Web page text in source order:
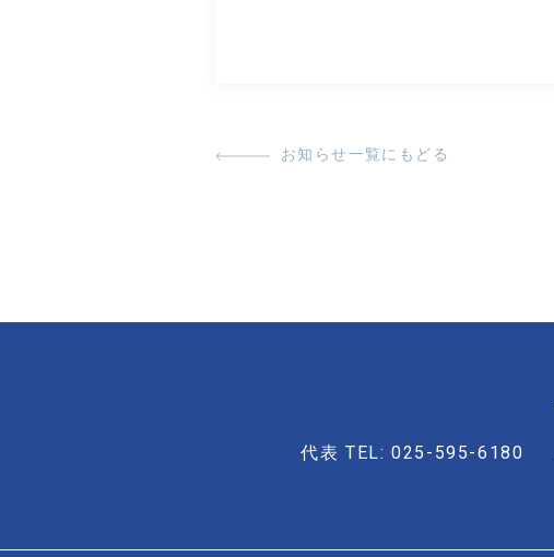
お知らせ一覧にもどる
代表 TEL: 025-595-6180